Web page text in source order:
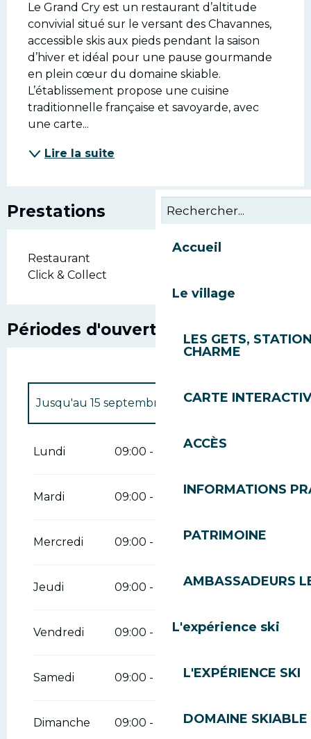
Accueil
Le village
LES GETS,
CHARME
CARTE
ACCÈS
INFORMATIONS
PATRIMOINE
AMBASSADEURS
L'expérience ski
L'EXPÉRIENCE SKI
DOMAINE SKIABLE
Le Grand Cry est un restaurant d’altitude
convivial situé sur le versant des Chavannes,
accessible skis aux pieds pendant la saison
d’hiver et idéal pour une pause gourmande
en plein cœur du domaine skiable.
L’établissement propose une cuisine
traditionnelle française et savoyarde, avec
une carte...
Lire la suite
Prestations
Restaurant
Click & Collect
Périodes d'ouverture
1 janvier 2026 12 avril 2026
Jusqu'au 15 septembre 2026
Lundi 09:00 - 19:00
Mardi 09:00 - 19:00
Mercredi 09:00 - 19:00
Jeudi 09:00 - 19:00
Vendredi 09:00 - 19:00
Samedi 09:00 - 19:00
Dimanche 09:00 - 19:00